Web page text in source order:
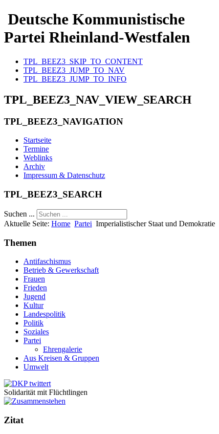
Deutsche Kommunistische
Partei Rheinland-Westfalen
TPL_BEEZ3_SKIP_TO_CONTENT
TPL_BEEZ3_JUMP_TO_NAV
TPL_BEEZ3_JUMP_TO_INFO
TPL_BEEZ3_NAV_VIEW_SEARCH
TPL_BEEZ3_NAVIGATION
Startseite
Termine
Weblinks
Archiv
Impressum & Datenschutz
TPL_BEEZ3_SEARCH
Suchen ...
Aktuelle Seite: Home Partei Imperialistischer Staat und Demokratie
Themen
Antifaschismus
Betrieb & Gewerkschaft
Frauen
Frieden
Jugend
Kultur
Landespolitik
Politik
Soziales
Partei
Ehrengalerie
Aus Kreisen & Gruppen
Umwelt
Solidarität mit Flüchtlingen
Zitat